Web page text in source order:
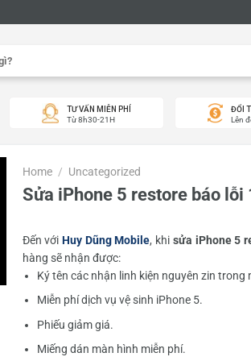
TƯ VẤN MIỄN PHÍ
Từ 8h30-21H
ĐỔI
Lên
Home / Uncategorized
Sửa iPhone 5 restore báo lỗi
Đến với Huy Dũng Mobile, khi sửa iPhone 5
hàng sẽ nhận được:
Ký tên các nhận linh kiện nguyên zin trong
Miễn phí dịch vụ vệ sinh iPhone 5.
Phiếu giảm giá.
Miếng dán màn hình miễn phí.